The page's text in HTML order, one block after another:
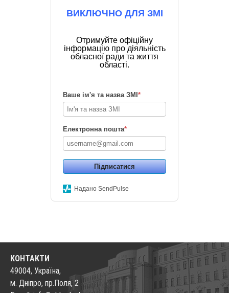
ВИКЛЮЧНО ДЛЯ ЗМІ
Отримуйте офіційну
інформацію про діяльність
обласної ради та життя
області.
Ваше ім'я та назва ЗМІ *
Електронна пошта*
Підписатися
Надано SendPulse
КОНТАКТИ
49004, Україна,
м. Дніпро, пр.Поля, 2